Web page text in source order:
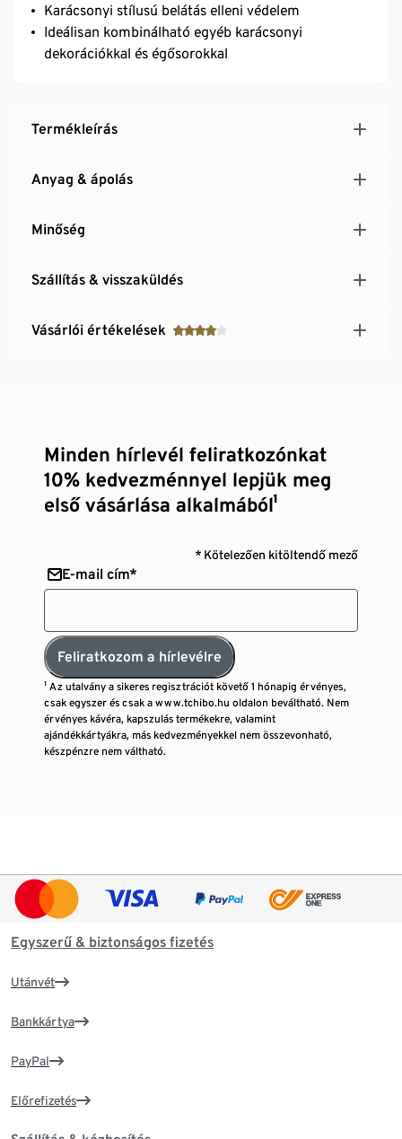
Karácsonyi stílusú belátás elleni védelem
Ideálisan kombinálható egyéb karácsonyi
dekorációkkal és égősorokkal
Termékleírás
Anyag & ápolás
Minőség
Szállítás & visszaküldés
Vásárlói értékelések
Minden hírlevél feliratkozónkat
10% kedvezménnyel lepjük meg
első vásárlása alkalmából¹
* Kötelezően kitöltendő mező
E-mail cím*
Feliratkozom a hírlevélre
¹ Az utalvány a sikeres regisztrációt követő 1 hónapig érvényes,
csak egyszer és csak a www.tchibo.hu oldalon beváltható. Nem
érvényes kávéra, kapszulás termékekre, valamint
ajándékkártyákra, más kedvezményekkel nem összevonható,
készpénzre nem váltható.
Egyszerű & biztonságos fizetés
Utánvét
Bankkártya
PayPal
Előrefizetés